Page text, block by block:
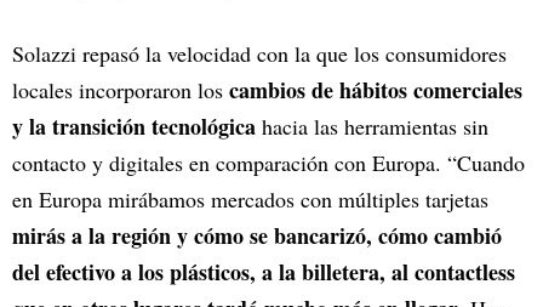
Solazzi repasó la velocidad con la que los consumidores
locales incorporaron los cambios de hábitos comerciales
y la transición tecnológica hacia las herramientas sin
contacto y digitales en comparación con Europa. “Cuando
en Europa mirábamos mercados con múltiples tarjetas
mirás a la región y cómo se bancarizó, cómo cambió
del efectivo a los plásticos, a la billetera, al contactless